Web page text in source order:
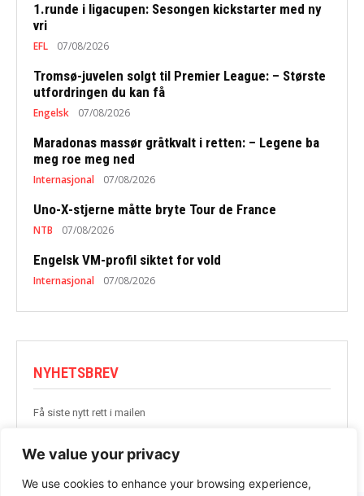
We value your privacy
We use cookies to enhance your browsing experience,
1.runde i ligacupen: Sesongen kickstarter med ny
vri
EFL 07/08/2026
Tromsø-juvelen solgt til Premier League: – Største
utfordringen du kan få
Engelsk 07/08/2026
Maradonas massør gråtkvalt i retten: – Legene ba
meg roe meg ned
Internasjonal 07/08/2026
Uno-X-stjerne måtte bryte Tour de France
NTB 07/08/2026
Engelsk VM-profil siktet for vold
Internasjonal 07/08/2026
NYHETSBREV
Få siste nytt rett i mailen